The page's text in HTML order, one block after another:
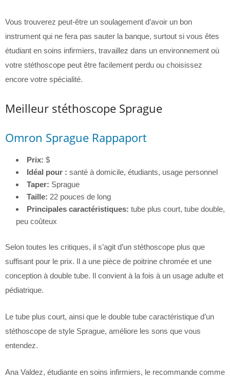
Vous trouverez peut-être un soulagement d’avoir un bon
instrument qui ne fera pas sauter la banque, surtout si vous êtes
étudiant en soins infirmiers, travaillez dans un environnement où
votre stéthoscope peut être facilement perdu ou choisissez
encore votre spécialité.
Meilleur stéthoscope Sprague
Omron Sprague Rappaport
Prix: $
Idéal pour : santé à domicile, étudiants, usage personnel
Taper: Sprague
Taille: 22 pouces de long
Principales caractéristiques: tube plus court, tube double,
peu coûteux
Selon toutes les critiques, il s’agit d’un stéthoscope plus que
suffisant pour le prix. Il a une pièce de poitrine chromée et une
conception à double tube. Il convient à la fois à un usage adulte et
pédiatrique.
Le tube plus court, ainsi que le double tube caractéristique d’un
stéthoscope de style Sprague, améliore les sons que vous
entendez.
Ana Valdez, étudiante en soins infirmiers, le recommande comme